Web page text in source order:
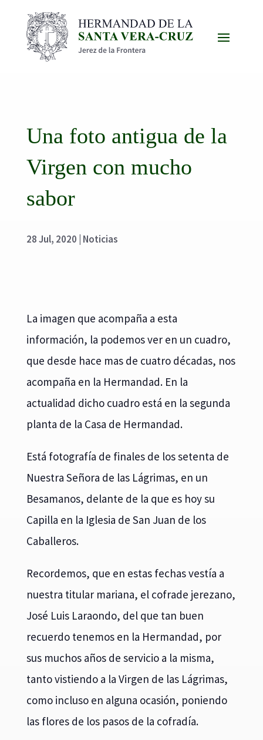
Una foto antigua de la
Virgen con mucho
sabor
28 Jul, 2020 Noticias
La imagen que acompaña a esta
información, la podemos ver en un cuadro,
que desde hace mas de cuatro décadas, nos
acompaña en la Hermandad. En la
actualidad dicho cuadro está en la segunda
planta de la Casa de Hermandad.
Está fotografía de finales de los setenta de
Nuestra Señora de las Lágrimas, en un
Besamanos, delante de la que es hoy su
Capilla en la Iglesia de San Juan de los
Caballeros.
Recordemos, que en estas fechas vestía a
nuestra titular mariana, el cofrade jerezano,
José Luis Laraondo, del que tan buen
recuerdo tenemos en la Hermandad, por
sus muchos años de servicio a la misma,
tanto vistiendo a la Virgen de las Lágrimas,
como incluso en alguna ocasión, poniendo
las flores de los pasos de la cofradía.